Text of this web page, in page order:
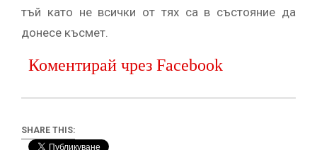
тъй като не всички от тях са в състояние да
донесе късмет.
Коментирай чрез Facebook
SHARE THIS: